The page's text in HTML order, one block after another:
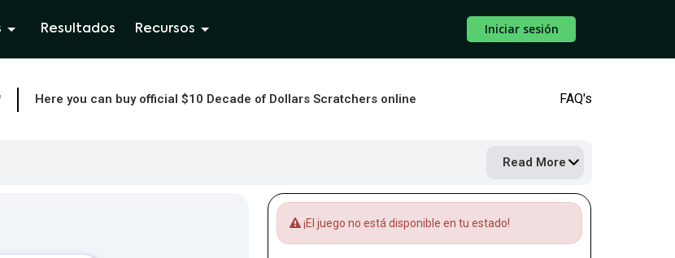
Resultados Recursos Iniciar sesión
Here you can buy official $10 Decade of Dollars Scratchers online FAQ's
Read More
¡El juego no está disponible en tu estado!